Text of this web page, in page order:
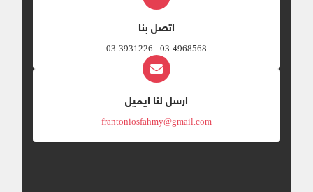
اتصل بنا
03-4968568 - 03-3931226
ارسل لنا ايميل
frantoniosfahmy@gmail.com